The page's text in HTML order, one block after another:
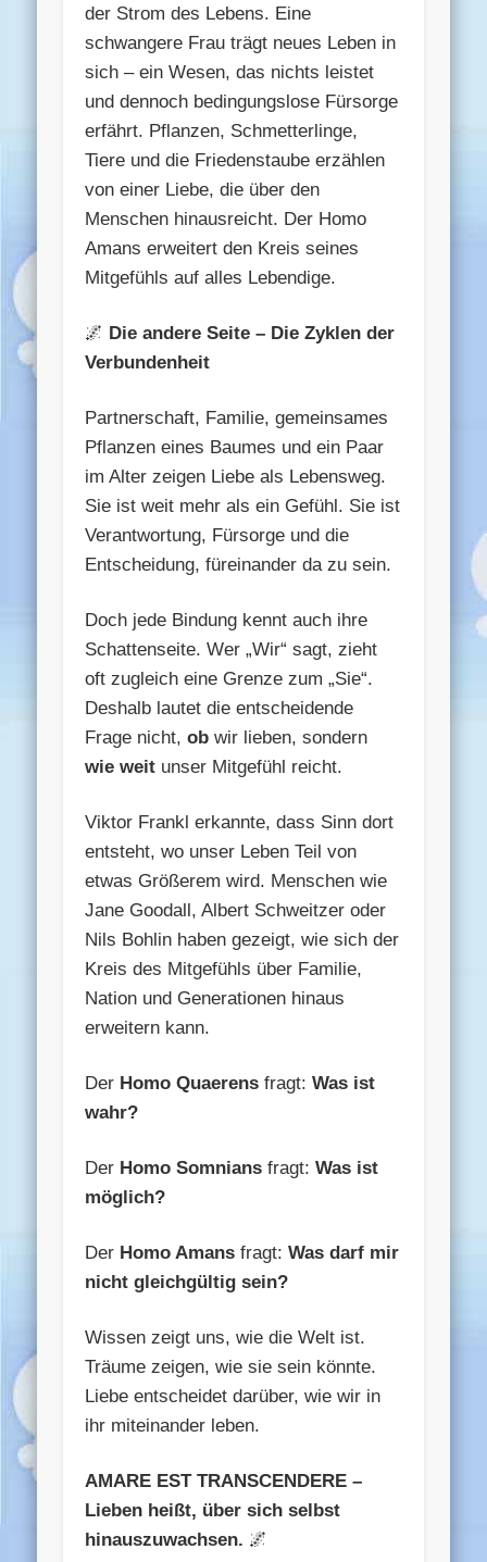
der Strom des Lebens. Eine
schwangere Frau trägt neues Leben in
sich – ein Wesen, das nichts leistet
und dennoch bedingungslose Fürsorge
erfährt. Pflanzen, Schmetterlinge,
Tiere und die Friedenstaube erzählen
von einer Liebe, die über den
Menschen hinausreicht. Der Homo
Amans erweitert den Kreis seines
Mitgefühls auf alles Lebendige.
🌌 Die andere Seite – Die Zyklen der
Verbundenheit
Partnerschaft, Familie, gemeinsames
Pflanzen eines Baumes und ein Paar
im Alter zeigen Liebe als Lebensweg.
Sie ist weit mehr als ein Gefühl. Sie ist
Verantwortung, Fürsorge und die
Entscheidung, füreinander da zu sein.
Doch jede Bindung kennt auch ihre
Schattenseite. Wer „Wir“ sagt, zieht
oft zugleich eine Grenze zum „Sie“.
Deshalb lautet die entscheidende
Frage nicht,ob wir lieben, sondern
wie weit unser Mitgefühl reicht.
Viktor Frankl erkannte, dass Sinn dort
entsteht, wo unser Leben Teil von
etwas Größerem wird. Menschen wie
Jane Goodall, Albert Schweitzer oder
Nils Bohlin haben gezeigt, wie sich der
Kreis des Mitgefühls über Familie,
Nation und Generationen hinaus
erweitern kann.
Der Homo Quaerens fragt:Was ist
wahr?
Der Homo Somnians fragt:Was ist
möglich?
Der Homo Amans fragt:Was darf mir
nicht gleichgültig sein?
Wissen zeigt uns, wie die Welt ist.
Träume zeigen, wie sie sein könnte.
Liebe entscheidet darüber, wie wir in
ihr miteinander leben.
AMARE EST TRANSCENDERE –
Lieben heißt, über sich selbst
hinauszuwachsen. 🌌